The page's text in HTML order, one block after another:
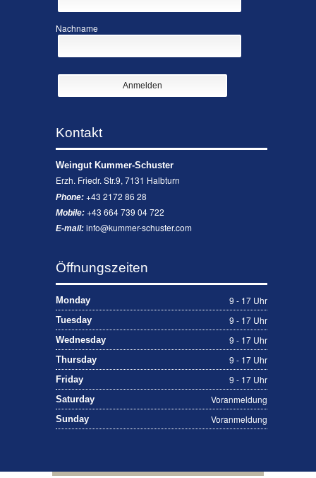
Nachname
Kontakt
Weingut Kummer-Schuster
Erzh. Friedr. Str.9, 7131 Halbturn
Phone:+43 2172 86 28
Mobile:+43 664 739 04 722
E-mail: info@kummer-schuster.com
Öffnungszeiten
Monday 9 - 17 Uhr
Tuesday 9 - 17 Uhr
Wednesday 9 - 17 Uhr
Thursday 9 - 17 Uhr
Friday 9 - 17 Uhr
Saturday Voranmeldung
Sunday Voranmeldung